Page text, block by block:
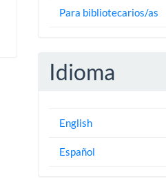
Para bibliotecarios/as
Idioma
English
Español